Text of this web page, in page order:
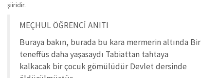
şiiridir.
MEÇHUL ÖĞRENCİ ANITI
Buraya bakın, burada bu kara mermerin altında Bir
teneffüs daha yaşasaydı Tabiattan tahtaya
kalkacak bir çocuk gömülüdür Devlet dersinde